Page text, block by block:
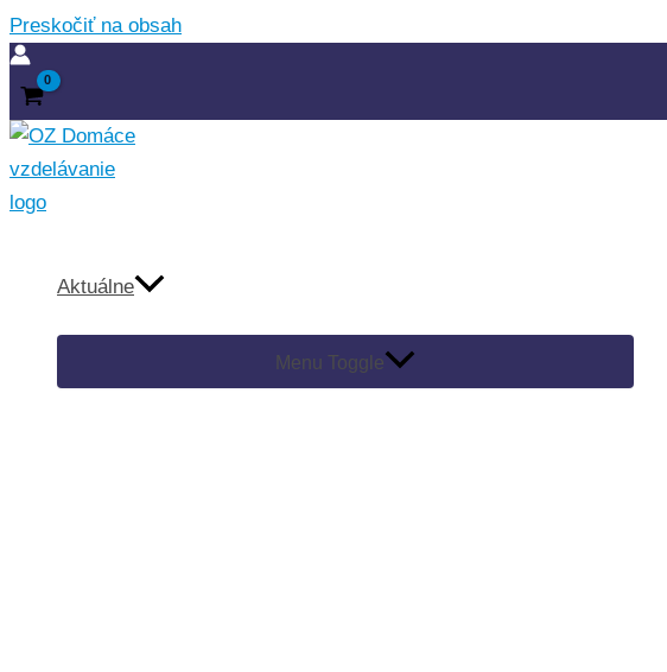
Preskočiť na obsah
Aktuálne
Menu Toggle